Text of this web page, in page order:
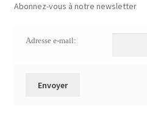
Abonnez-vous à notre newsletter
Adresse e-mail: